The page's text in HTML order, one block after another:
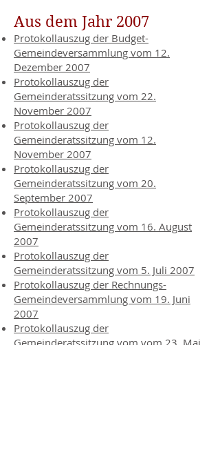
Aus dem Jahr 2007
Protokollauszug der Budget-
Gemeindeversammlung vom 12.
Dezember 2007
Protokollauszug der
Gemeinderatssitzung vom 22.
November 2007
Protokollauszug der
Gemeinderatssitzung vom 12.
November 2007
Protokollauszug der
Gemeinderatssitzung vom 20.
September 2007
Protokollauszug der
Gemeinderatssitzung vom 16. August
2007
Protokollauszug der
Gemeinderatssitzung vom 5. Juli 2007
Protokollauszug der Rechnungs-
Gemeindeversammlung vom 19. Juni
2007
Protokollauszug der
Gemeinderatssitzung vom vom 23. Mai